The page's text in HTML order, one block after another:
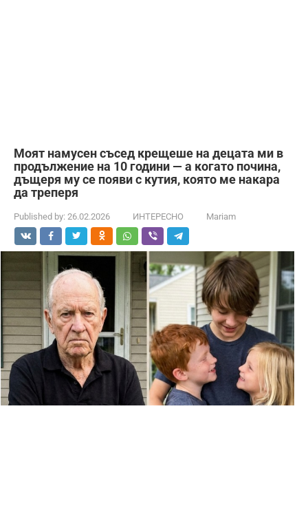
Моят намусен съсед крещеше на децата ми в
продължение на 10 години — а когато почина,
дъщеря му се появи с кутия, която ме накара
да треперя
Published by: 26.02.2026 ИНТЕРЕСНО Mariam